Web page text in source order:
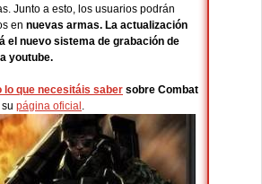
Junto a esto, los usuarios podrán
en nuevas armas. La actualización
el nuevo sistema de grabación de
youtube.
lo que necesitáis saber sobre Combat
página oficial .